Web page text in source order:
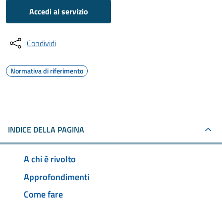
Accedi al servizio
Condividi
Normativa di riferimento
INDICE DELLA PAGINA
A chi è rivolto
Approfondimenti
Come fare